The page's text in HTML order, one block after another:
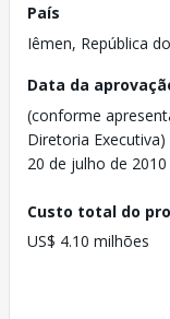
País
Iêmen, República do
Data da
(conforme
Diretoria Executiva)
20 de julho de 2010
Custo total do
US$ 4.10 milhões